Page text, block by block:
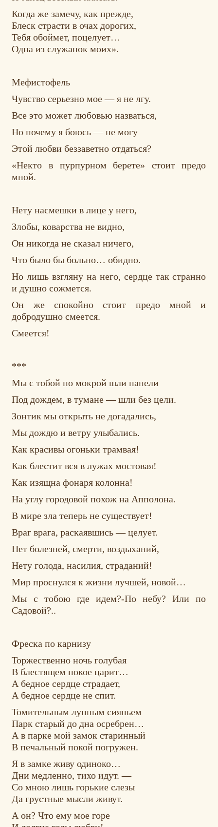
Когда же замечу, как прежде,
Блеск страсти в очах дорогих,
Тебя обоймет, поцелует…
Одна из служанок моих».
Мефистофель
Чувство серьезно мое — я не лгу.
Все это может любовью назваться,
Но почему я боюсь — не могу
Этой любви беззаветно отдаться?
«Некто в пурпурном берете» стоит предо
мной.
Нету насмешки в лице у него,
Злобы, коварства не видно,
Он никогда не сказал ничего,
Что было бы больно… обидно.
Но лишь взгляну на него, сердце так странно
и душно сожмется.
Он же спокойно стоит предо мной и
добродушно смеется.
Смеется!
***
Мы с тобой по мокрой шли панели
Под дождем, в тумане — шли без цели.
Зонтик мы открыть не догадались,
Мы дождю и ветру улыбались.
Как красивы огоньки трамвая!
Как блестит вся в лужах мостовая!
Как изящна фонаря колонна!
На углу городовой похож на Апполона.
В мире зла теперь не существует!
Враг врага, раскаявшись — целует.
Нет болезней, смерти, воздыханий,
Нету голода, насилия, страданий!
Мир проснулся к жизни лучшей, новой…
Мы с тобою где идем?-По небу? Или по
Садовой?..
Фреска по карнизу
Торжественно ночь голубая
В блестящем покое царит…
А бедное сердце страдает,
А бедное сердце не спит.
Томительным лунным сияньем
Парк старый до дна осребрен…
А в парке мой замок старинный
В печальный покой погружен.
Я в замке живу одиноко…
Дни медленно, тихо идут. —
Со мною лишь горькие слезы
Да грустные мысли живут.
А он? Что ему мое горе